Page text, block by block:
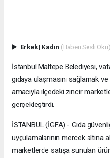
Erkek| Kadın (Haberi Sesli Oku)
İstanbul Maltepe Belediyesi,
gıdaya ulaşmasını sağlamak
amacıyla ilçedeki zincir
gerçekleştirdi.
İSTANBUL (İGFA) - Gıda
uygulamalarının mercek altına
marketlerde satışa sunulan